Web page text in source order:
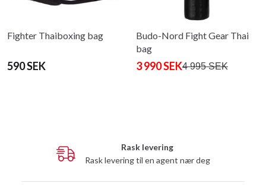
Fighter Thaiboxing bag
590 SEK
Budo-Nord Fight Gear Thai
bag
3 990 SEK4 995 SEK
Rask levering
Rask levering til en agent nær deg